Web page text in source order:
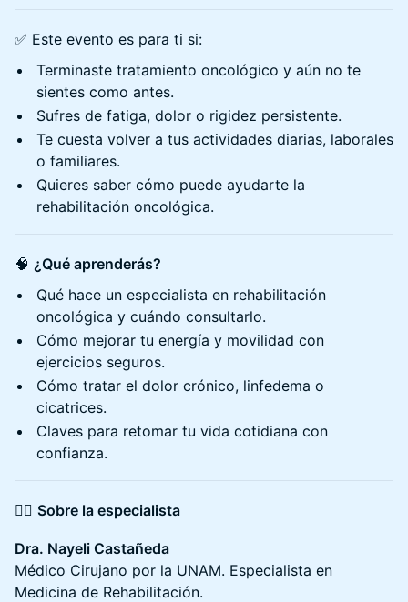
✅ Este evento es para ti si:
Terminaste tratamiento oncológico y aún no te
sientes como antes.
Sufres de fatiga, dolor o rigidez persistente.
Te cuesta volver a tus actividades diarias, laborales
o familiares.
Quieres saber cómo puede ayudarte la
rehabilitación oncológica.
🧠 ¿Qué aprenderás?
Qué hace un especialista en rehabilitación
oncológica y cuándo consultarlo.
Cómo mejorar tu energía y movilidad con
ejercicios seguros.
Cómo tratar el dolor crónico, linfedema o
cicatrices.
Claves para retomar tu vida cotidiana con
confianza.
👩‍⚕️ Sobre la especialista
Dra. Nayeli Castañeda
Médico Cirujano por la UNAM. Especialista en
Medicina de Rehabilitación.